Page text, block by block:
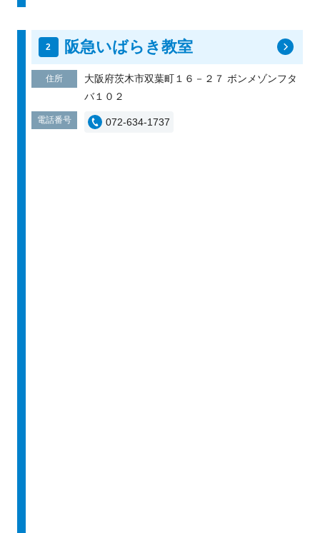
阪急いばらき教室
住所
大阪府茨木市双葉町１６－２７ ボンメゾンフタ
バ１０２
電話番号 072-634-1737